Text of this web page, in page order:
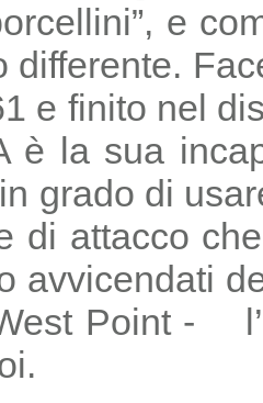
e
differente.
e finito nel
è la sua
grado di
di attacco
avvicendati
Point - l’